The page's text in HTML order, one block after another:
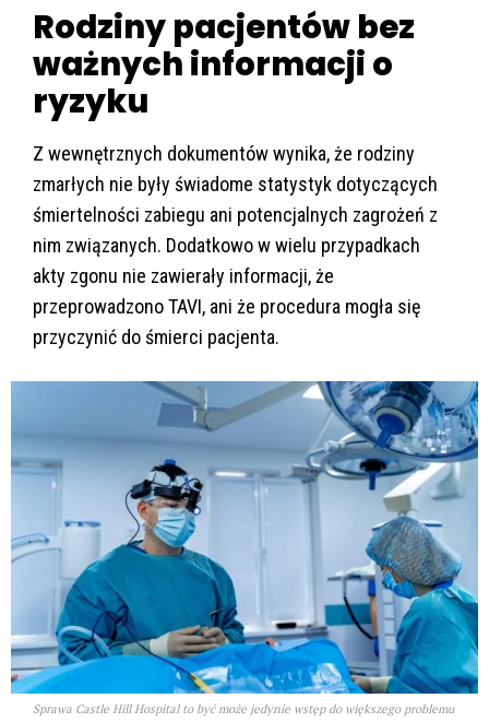
Rodziny pacjentów bez
ważnych informacji o
ryzyku
Z wewnętrznych dokumentów wynika, że rodziny
zmarłych nie były świadome statystyk dotyczących
śmiertelności zabiegu ani potencjalnych zagrożeń z
nim związanych. Dodatkowo w wielu przypadkach
akty zgonu nie zawierały informacji, że
przeprowadzono TAVI, ani że procedura mogła się
przyczynić do śmierci pacjenta.
Sprawa Castle Hill Hospital to być może jedynie wstęp do większego problemu